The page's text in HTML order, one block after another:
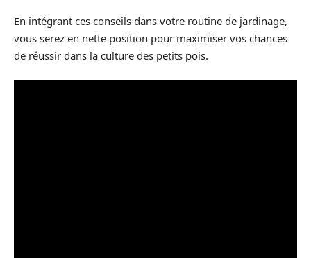
En intégrant ces conseils dans votre routine de jardinage,
vous serez en nette position pour maximiser vos chances
de réussir dans la culture des petits pois.